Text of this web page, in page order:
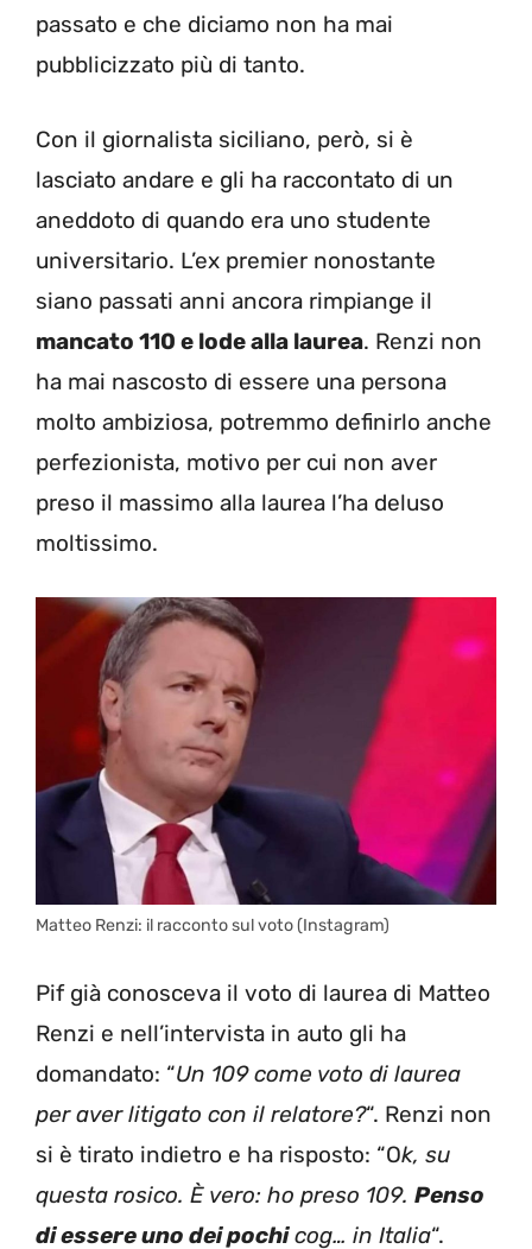
passato e che diciamo non ha mai
pubblicizzato più di tanto.
Con il giornalista siciliano, però, si è
lasciato andare e gli ha raccontato di un
aneddoto di quando era uno studente
universitario. L’ex premier nonostante
siano passati anni ancora rimpiange il
mancato 110 e lode alla laurea. Renzi non
ha mai nascosto di essere una persona
molto ambiziosa, potremmo definirlo anche
perfezionista, motivo per cui non aver
preso il massimo alla laurea l’ha deluso
moltissimo.
Matteo Renzi: il racconto sul voto (Instagram)
Pif già conosceva il voto di laurea di Matteo
Renzi e nell’intervista in auto gli ha
domandato: “Un 109 come voto di laurea
per aver litigato con il relatore?“. Renzi non
si è tirato indietro e ha risposto: “Ok, su
questa rosico. È vero: ho preso 109. Penso
di essere uno dei pochicog… in Italia“.